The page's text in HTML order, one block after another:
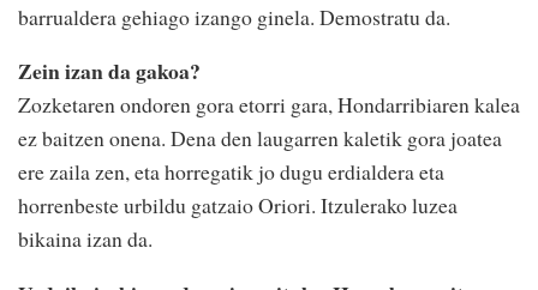
barrualdera gehiago izango ginela. Demostratu da.
Zein izan da gakoa?
Zozketaren ondoren gora etorri gara, Hondarribiaren kalea
ez baitzen onena. Dena den laugarren kaletik gora joatea
ere zaila zen, eta horregatik jo dugu erdialdera eta
horrenbeste urbildu gatzaio Oriori. Itzulerako luzea
bikaina izan da.